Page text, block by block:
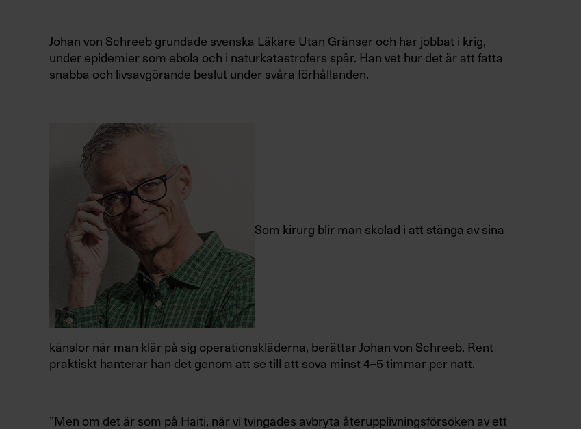
Johan von Schreebgrundade svenska Läkare Utan Gränser och har jobbat i krig,
under epidemier som ebola och i naturkatastrofers spår. Han vet hur det är attfatta
snabba och livsavgörande beslut under svåra förhållanden.
Som kirurg blir man skolad i att stänga av sina
känslor när man klär på sig operationskläderna, berättar Johan von Schreeb. Rent
praktiskt hanterar han det genom att se till att sova minst 4–5 timmar per natt.
”Men om det är som på Haiti, när vi tvingades avbryta återupplivningsförsöken av ett